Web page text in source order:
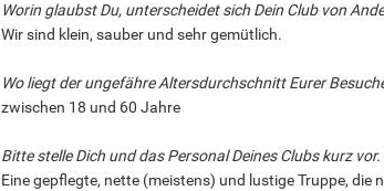
Worin glaubst Du, unterscheidet sich Dein Club von
Wir sind klein, sauber und sehr gemütlich.
Wo liegt der ungefähre Altersdurchschnitt Eurer
zwischen 18 und 60 Jahre
Bitte stelle Dich und das Personal Deines Clubs kurz vor.
Eine gepflegte, nette (meistens) und lustige Truppe,